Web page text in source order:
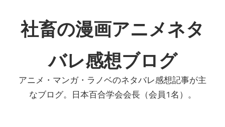
ン
テ
へ
社畜の漫画アニメネタ
バレ感想ブログ
アニメ・マンガ・ラノベのネタバレ感想記事が主
なブログ。日本百合学会会長（会員1名）。